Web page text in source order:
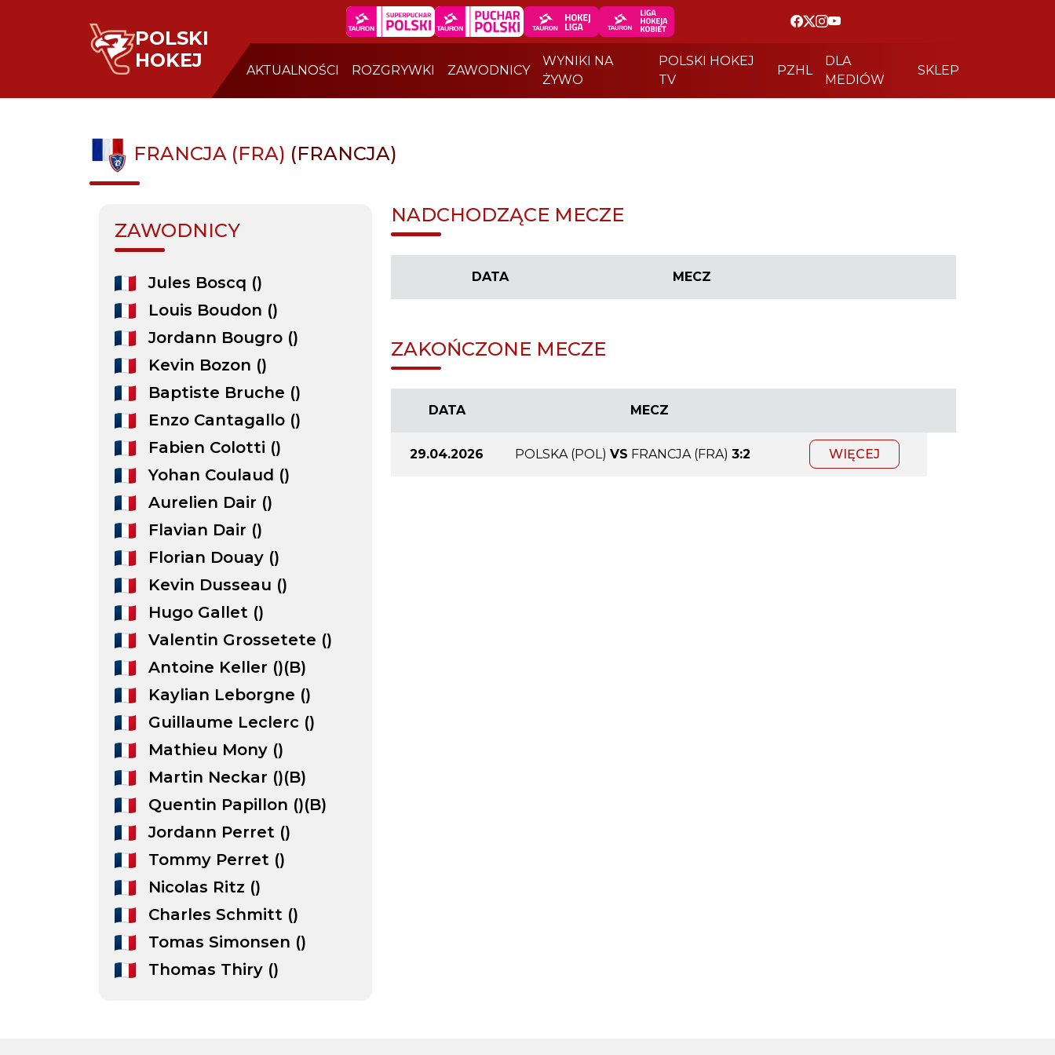
POLSKI
HOKEJ
AKTUALNOŚCI ROZGRYWKI ZAWODNICY
WYNIKI NA
ŻYWO
POLSKI HOKEJ
TV
PZHL
DLA
MEDIÓW
SKLEP
FRANCJA (FRA) (FRANCJA)
ZAWODNICY
Jules Boscq ()
Louis Boudon ()
Jordann Bougro ()
Kevin Bozon ()
Baptiste Bruche ()
Enzo Cantagallo ()
Fabien Colotti ()
Yohan Coulaud ()
Aurelien Dair ()
Flavian Dair ()
Florian Douay ()
Kevin Dusseau ()
Hugo Gallet ()
Valentin Grossetete ()
Antoine Keller ()(B)
Kaylian Leborgne ()
Guillaume Leclerc ()
Mathieu Mony ()
Martin Neckar ()(B)
Quentin Papillon ()(B)
Jordann Perret ()
Tommy Perret ()
Nicolas Ritz ()
Charles Schmitt ()
Tomas Simonsen ()
Thomas Thiry ()
NADCHODZĄCE MECZE
DATA MECZ
ZAKOŃCZONE MECZE
DATA MECZ
29.04.2026 POLSKA (POL) VS FRANCJA (FRA) 3:2 WIĘCEJ